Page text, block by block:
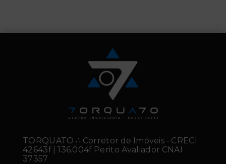
TORQUATO ∴ Corretor de Imóveis - CRECI
42643f | 136.004f Perito Avaliador CNAI
37357